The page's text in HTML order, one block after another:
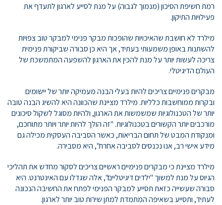
רמת חשיפת הסיכון (מנמוך לגבוה) על מנת לסייע לארגון לתעדף את
פעילויות התיקון.
מילרד לא חושבת שהאיכויות שהופכות מבקר פנימי למבקר טוב צפויות
להשתנות באופן משמעותי בעתיד, אך היא כן סבורה שביקורת פנימית
צריכה לעשות יותר על מנת להכין את הארגון להשפעה המתמשכת של
העולם הדיגיטלי.
מבקרים פנימיים צריכים להיות בעלי הבנה מעמיקה יותר של יישומים
ובקרות ממוחשבות כלליות. מילרד מציינת שהכוונה היא להשיג הבנה טובה
יותר של הטכנולוגיות שמשמשות את הארגון, ולהיות מסוגל לשקול סיכונים
מורכבים יותר הקשורים בטכנולוגיות. "זה הולך להיות יותר ויותר מתוחכם,
ומנקודת המבט של תחום הבריאות, כאשר הסביבה העסקית מכילה גם
מידע אישי רב, אנו נכנסים לסביבה אחרת", היא מסבירה.
מילרד מציינת כי מבקרים פנימיים ראשיים צריכים לסקור מחדש את תהליכי
הגיוס על מנת למשוך "ילדים דיגיטליים", אלה שגדלו עם האינטרנט. היא
סבורה שעשייה כזאת תסייע למבקר הפנימי לפתח את החשיבה הנכונה
לעתיד, ותסייע בשאיפה המתמדת למתן שירות טוב יותר לארגון.